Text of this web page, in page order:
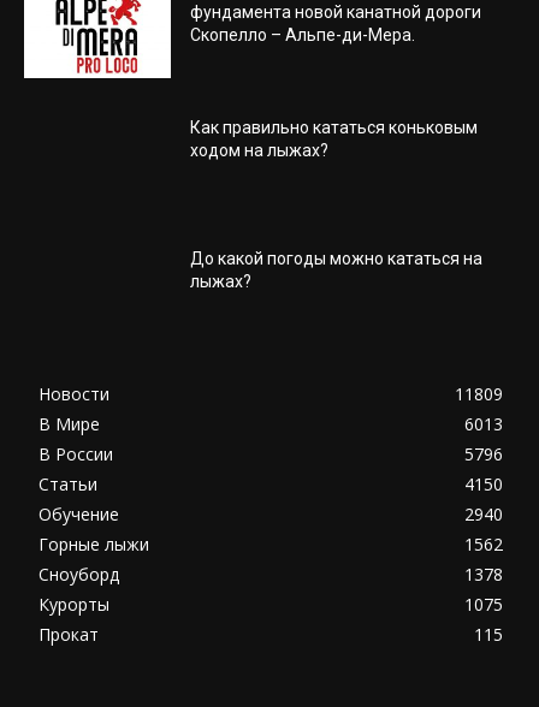
фундамента новой канатной дороги
Скопелло – Альпе-ди-Мера.
Как правильно кататься коньковым
ходом на лыжах?
До какой погоды можно кататься на
лыжах?
Новости
11809
В Мире
6013
В России
5796
Статьи
4150
Обучение
2940
Горные лыжи
1562
Сноуборд
1378
Курорты
1075
Прокат
115